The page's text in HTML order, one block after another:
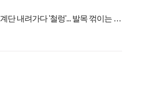
계단 내려가다 '철렁'... 발목 꺾이는 이